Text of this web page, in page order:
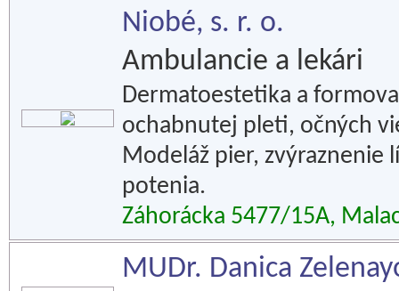
Niobé, s. r. o.
Ambulancie a lekári
Dermatoestetika a
ochabnutej pleti, očných
Modeláž pier, zvýraznenie
potenia.
Záhorácka 5477/15A,
MUDr. Danica